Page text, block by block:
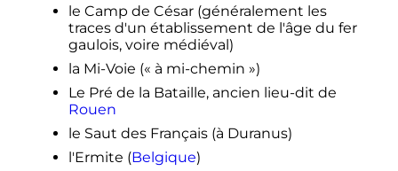
le Camp de César (généralement les
traces d'un établissement de l'âge du fer
gaulois, voire médiéval)
la Mi-Voie (« à mi-chemin »)
Le Pré de la Bataille, ancien lieu-dit de
Rouen
le Saut des Français (à Duranus)
l'Ermite (Belgique)